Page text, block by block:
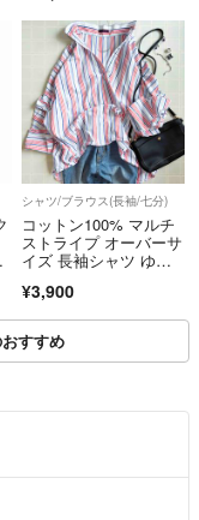
シャツ/ブラウス(長袖/七分)
コットン100% マルチ
ストライプ オーバーサ
イズ 長袖シャツ ゆっ
¥3,900
すすめ